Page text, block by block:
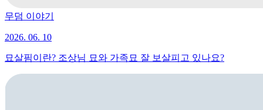
무덤 이야기
2026. 06. 10
묘살핌이란? 조상님 묘와 가족묘 잘 보살피고 있나요?